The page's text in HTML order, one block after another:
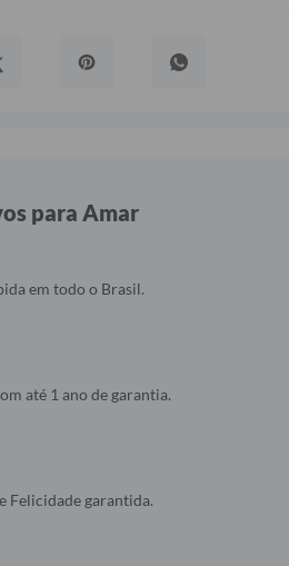
para Amar
em todo o Brasil.
até 1 ano de garantia.
Felicidade garantida.